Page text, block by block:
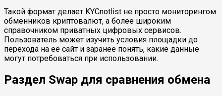
Такой формат делает KYCnotlist не просто мониторингом
обменников криптовалют, а более широким
справочником приватных цифровых сервисов.
Пользователь может изучить условия площадки до
перехода на её сайт и заранее понять, какие данные
могут потребоваться при использовании.
Раздел Swap для сравнения обмена